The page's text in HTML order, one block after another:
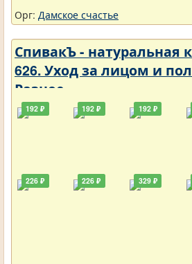
Орг: Дамское счастье
СпивакЪ - натуральная
626. Уход за лицом и
Разное
192 ₽
226 ₽
192 ₽
226 ₽
192 ₽
329 ₽